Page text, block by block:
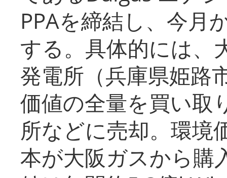
PPAを締結し、今月
する。具体的には、
発電所（兵庫県姫路
価値の全量を買い取
所などに売却。環境
本が大阪ガスから購